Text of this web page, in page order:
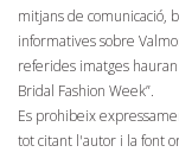
mitjans de comunicació,
informatives sobre
referides imatges
Bridal Fashion Week”.
Es prohibeix
tot citant l'autor i la font